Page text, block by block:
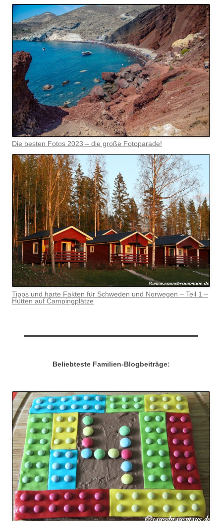
Die besten Fotos 2023 – die große Fotoparade!
Tipps und harte Fakten für Schweden und Norwegen – Teil 1 –
Hütten auf Campingplätze
Beliebteste Familien-Blogbeiträge: